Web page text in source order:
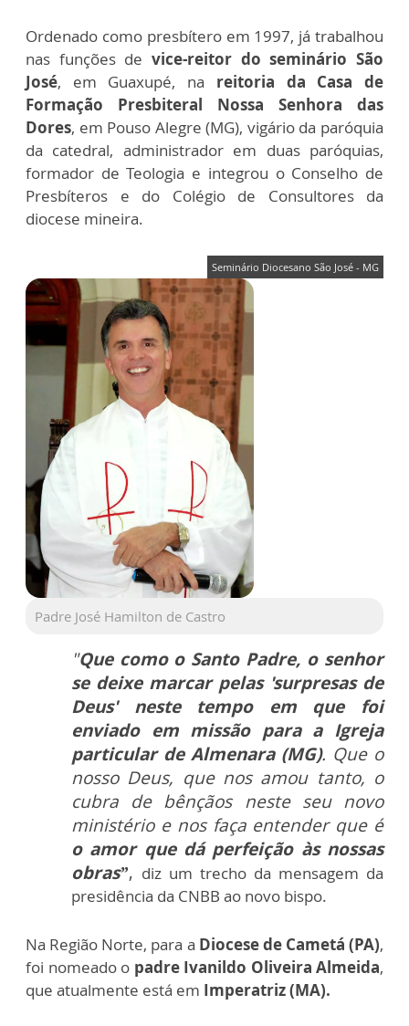
Ordenado como presbítero em 1997, já trabalhou
nas funções de vice-reitor do seminário São
José, em Guaxupé, na reitoria da Casa de
Formação Presbiteral Nossa Senhora das
Dores, em Pouso Alegre (MG), vigário da paróquia
da catedral, administrador em duas paróquias,
formador de Teologia e integrou o Conselho de
Presbíteros e do Colégio de Consultores da
diocese mineira.
Seminário Diocesano São José - MG
Padre José Hamilton de Castro
"Que como o Santo Padre, o senhor
se deixe marcar pelas 'surpresas de
Deus' neste tempo em que foi
enviado em missão para a Igreja
particular de Almenara (MG). Que o
nosso Deus, que nos amou tanto, o
cubra de bênçãos neste seu novo
ministério e nos faça entender que é
o amor que dá perfeição às nossas
obras”, diz um trecho da mensagem da
presidência da CNBB ao novo bispo.
Na Região Norte, para a Diocese de Cametá (PA),
foi nomeado o padre Ivanildo Oliveira Almeida,
que atualmente está em Imperatriz (MA).